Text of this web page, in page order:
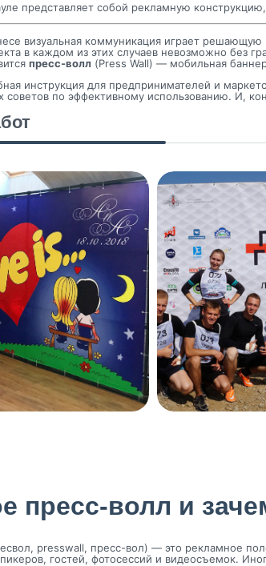
представляет собой рекламную
визуальная коммуникация играет
в каждом из этих случаев невозможно без
пресс-волл (Press Wall) — мобильная
инструкция для предпринимателей и
советов по эффективному использованию. И,
пресс-волл и
presswall, пресс-вол) — это рекламное
гостей, фотосессий и видеосъемок.